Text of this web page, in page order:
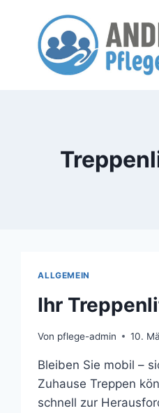
springen
ALLGEMEIN
Ihr
Von pflege-admin 10.
Bleiben Sie mobil –
Zuhause Treppen
schnell zur